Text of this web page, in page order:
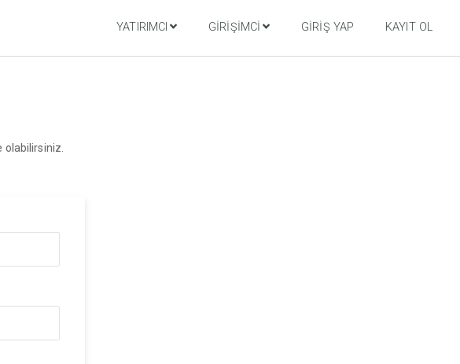
YATIRIMCI GIRIŞIMCI GIRIŞ YAP KAYIT OL
olabilirsiniz.